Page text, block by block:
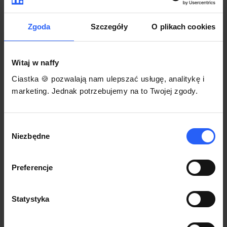
Zgoda Szczegóły O plikach cookies
Witaj w naffy
Ciastka 🍪 pozwalają nam ulepszać usługę, analitykę i
marketing. Jednak potrzebujemy na to Twojej zgody.
zgody
Niezbędne
Preferencje
Statystyka
Korzystaj na dowolnym urządzeniu z
przeglądarką Chrome
Włącz czasową promocję
3
Każdy produkt w naffy ma swój indywidualny link.
gdzie się nim podzielisz z odbiorcami.